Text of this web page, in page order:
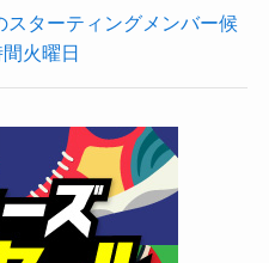
ターティングメンバー候
火曜日